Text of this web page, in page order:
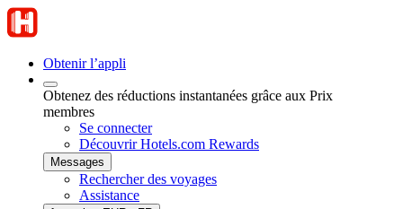
Obtenir l’appli
Obtenez des réductions instantanées grâce aux Prix
membres
Se connecter
Découvrir Hotels.com Rewards
Messages
Rechercher des voyages
Assistance